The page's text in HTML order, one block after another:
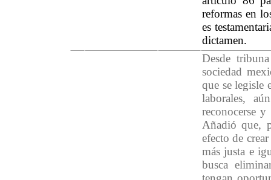
reformas en
es
dictamen.
Desde
sociedad
que se legisle
laborales,
reconocerse
Añadió que,
efecto de
más justa e
busca